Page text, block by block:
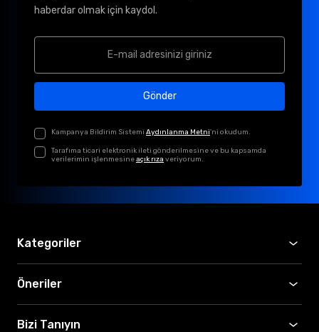
haberdar olmak için kaydol.
Gönder
Kampanya Bildirim Sistemi Aydınlanma Metni'ni okudum.
Tarafıma ticari elektronik ileti gönderilmesine ve bu kapsamda
verilerimin işlenmesineaçık rıza veriyorum.
Kategoriler
Öneriler
Bizi Tanıyın